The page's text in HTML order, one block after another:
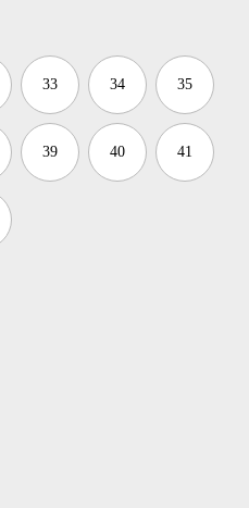
33 34 35
39 40 41